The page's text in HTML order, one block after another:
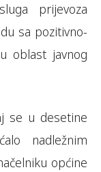
prijevoza
sa pozitivno-
oblast javnog
se u desetine
nadležnim
općine